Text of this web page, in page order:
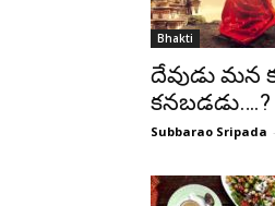
Bhakti
దేవుడు మన
కనబడడు….?
Subbarao Sripada -